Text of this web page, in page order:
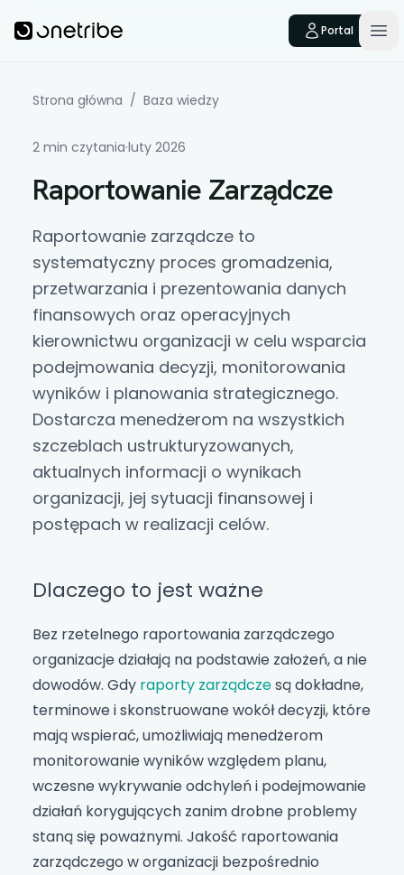
Onetribe
Portal
Strona główna / Baza wiedzy
2 min czytania·luty 2026
Raportowanie Zarządcze
Raportowanie zarządcze to
systematyczny proces gromadzenia,
przetwarzania i prezentowania danych
finansowych oraz operacyjnych
kierownictwu organizacji w celu wsparcia
podejmowania decyzji, monitorowania
wyników i planowania strategicznego.
Dostarcza menedżerom na wszystkich
szczeblach ustrukturyzowanych,
aktualnych informacji o wynikach
organizacji, jej sytuacji finansowej i
postępach w realizacji celów.
Dlaczego to jest ważne
Bez rzetelnego raportowania zarządczego
organizacje działają na podstawie założeń, a nie
dowodów. Gdy raporty zarządczesą dokładne,
terminowe i skonstruowane wokół decyzji, które
mają wspierać, umożliwiają menedżerom
monitorowanie wyników względem planu,
wczesne wykrywanie odchyleń i podejmowanie
działań korygujących zanim drobne problemy
staną się poważnymi. Jakość raportowania
zarządczego w organizacji bezpośrednio